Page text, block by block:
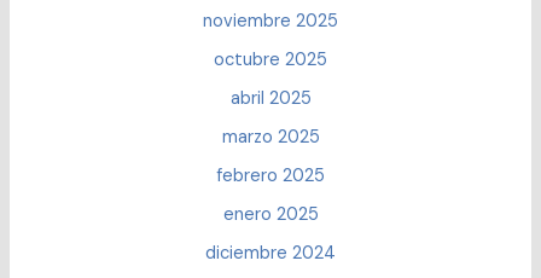
noviembre 2025
octubre 2025
abril 2025
marzo 2025
febrero 2025
enero 2025
diciembre 2024